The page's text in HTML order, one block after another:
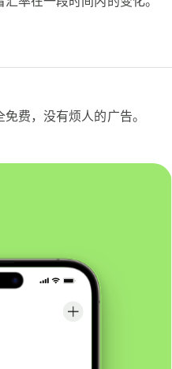
费，没有烦人的广告。